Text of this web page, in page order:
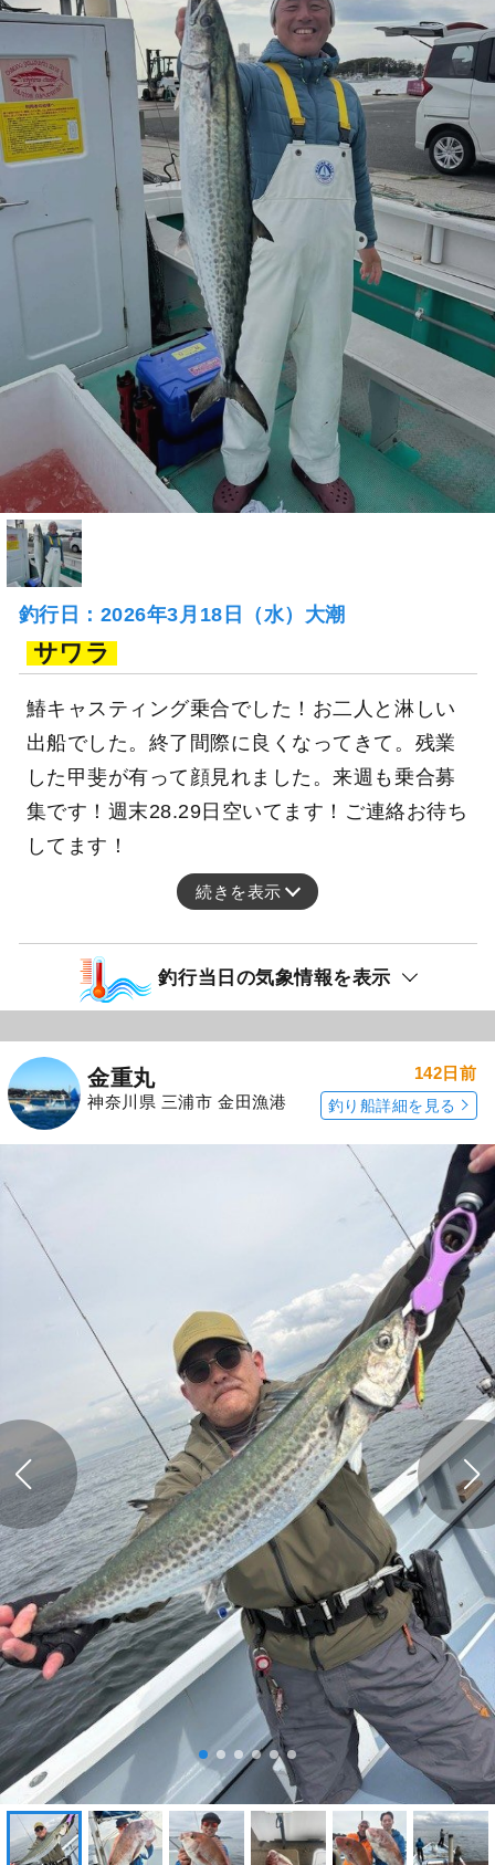
釣行日：2026年3月18日（水）大潮
サワラ
鰆キャスティング乗合でした！お二人と淋しい
出船でした。終了間際に良くなってきて。残業
した甲斐が有って顔見れました。来週も乗合募
集です！週末28.29日空いてます！ご連絡お待ち
してます！
続きを表示
釣行当日の気象情報を表示
金重丸
神奈川県 三浦市 金田漁港
142日前
釣り船詳細を見る